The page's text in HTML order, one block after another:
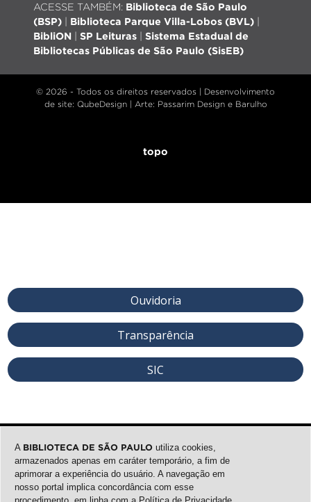
ACESSE TAMBÉM: Biblioteca de São Paulo
(BSP)
Biblioteca Parque Villa-Lobos (BVL)
BibliON
SP Leituras
Sistema Estadual de
Bibliotecas Públicas de São Paulo (SisEB)
© 2026 - Todos os direitos reservados | Desenvolvimento
de site: QubeDesign | Arte: Passarim Design e Barulho
topo
Ouvidoria
Transparência
SIC
A BIBLIOTECA DE SÃO PAULO utiliza cookies,
armazenados apenas em caráter temporário, a fim de
aprimorar a experiência do usuário. A navegação em
nosso portal implica concordância com esse